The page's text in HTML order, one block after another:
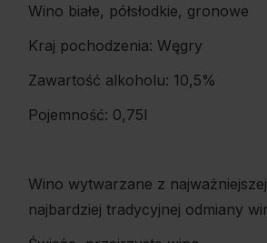
Wino białe, półsłodkie, gronowe
Kraj pochodzenia: Węgry
Zawartość alkoholu: 10,5%
Pojemność: 0,75l
Wino wytwarzane z
najbardziej tradycyjnej odmiany